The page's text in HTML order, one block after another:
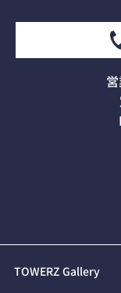
TOWERZ Gallery